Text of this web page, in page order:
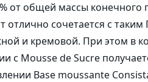
от общей массы конечного
отлично сочетается с
и кремовой. При этом в
с Mousse de Sucre
Base moussante